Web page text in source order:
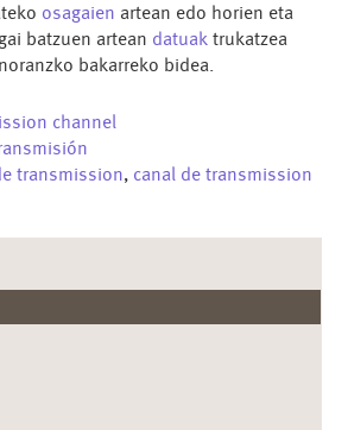
osagaien artean edo horien eta
batzuen artean datuak trukatzea
bakarreko bidea.
channel
transmission, canal de transmission